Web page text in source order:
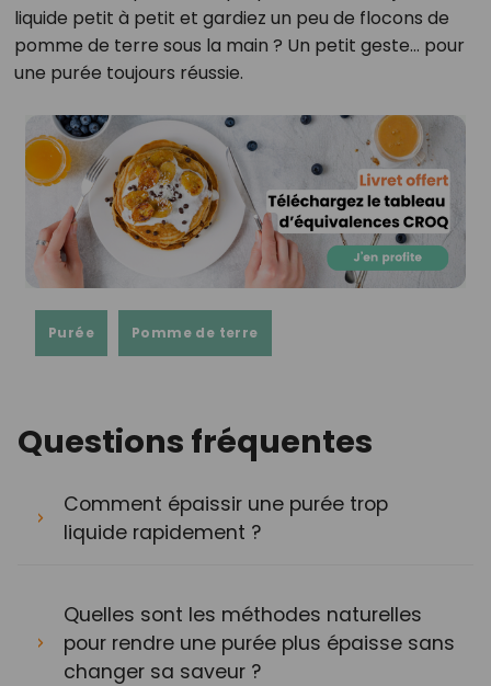
liquide petit à petit et gardiez un peu de flocons de
pomme de terre sous la main ? Un petit geste… pour
une purée toujours réussie.
Purée Pomme de terre
Questions fréquentes
Comment épaissir une purée trop
liquide rapidement ?
Quelles sont les méthodes naturelles
pour rendre une purée plus épaisse sans
changer sa saveur ?